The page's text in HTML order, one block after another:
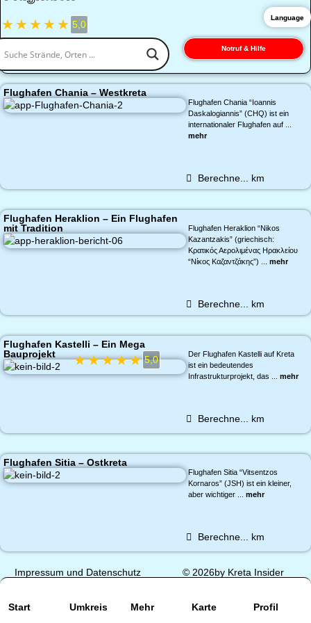
Notruf & Hilfe
★★★★★ 5,0
Flughafen Chania – Westkreta
Flughafen Chania “Ioannis
Daskalogiannis” (CHQ) ist ein
internationaler Flughafen auf ...
mehr
Berechne... km
Flughafen Heraklion – Ein Flughafen
mit Tradition
Flughafen Heraklion “Nikos
Kazantzakis” (griechisch:
Κρατικός Αερολιμένας Ηρακλείου
“Νίκος Καζαντζάκης”) ... mehr
Berechne... km
Flughafen Kastelli – Ein Mega
Bauprojekt
★★★★★ 5,0
Der Flughafen Kastelli auf Kreta
ist ein bedeutendes
Infrastrukturprojekt, das ... mehr
Berechne... km
Flughafen Sitia – Ostkreta
Flughafen Sitia “Vitsentzos
Kornaros” (JSH) ist ein kleiner,
aber wichtiger ... mehr
Berechne... km
Start Umkreis Mehr Karte Profil
Impressum und Datenschutz © 2026by Kreta Insider
Language